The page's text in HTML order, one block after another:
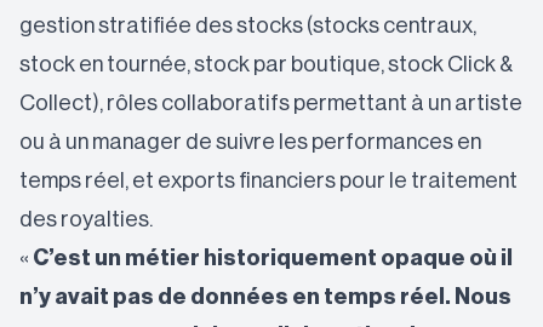
gestion stratifiée des stocks (stocks centraux,
stock en tournée, stock par boutique, stock Click &
Collect), rôles collaboratifs permettant à un artiste
ou à un manager de suivre les performances en
temps réel, et exports financiers pour le traitement
des royalties.
« C’est un métier historiquement opaque où il
n’y avait pas de données en temps réel. Nous